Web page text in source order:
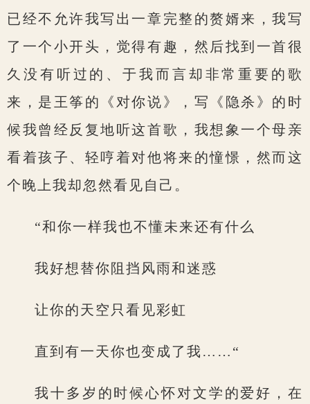
已经不允许我写出一章完整的赘婿来，我写
了一个小开头，觉得有趣，然后找到一首很
久没有听过的、于我而言却非常重要的歌
来，是王筝的《对你说》，写《隐杀》的时
候我曾经反复地听这首歌，我想象一个母亲
看着孩子、轻哼着对他将来的憧憬，然而这
个晚上我却忽然看见自己。
“和你一样我也不懂未来还有什么
我好想替你阻挡风雨和迷惑
让你的天空只看见彩虹
直到有一天你也变成了我……“
我十多岁的时候心怀对文学的爱好，在